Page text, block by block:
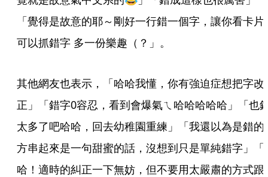
「覺得是故意的耶～剛好一行錯一個字，讓你看卡片
可以抓錯字 多一份樂趣（？」。
其他網友也表示，「哈哈我懂，你有強迫症想把字改
正」「錯字0容忍，看到會爆氣ㄟ哈哈哈哈哈」「也
太多了吧哈哈，回去幼稚園重練」「我還以為是錯的
方串起來是一句甜蜜的話，沒想到只是單純錯字」「
哈！適時的糾正一下無妨，但不要用太嚴肅的方式跟